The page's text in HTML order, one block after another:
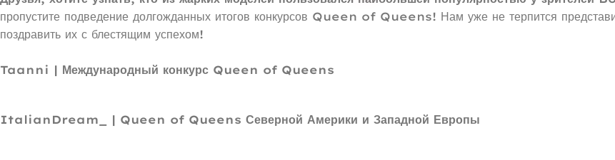
пропустите подведение долгожданных итогов конкурсов Queen of Queens! Нам уже не терпится
поздравить их с блестящим успехом!
Taanni | Международный конкурс Queen of Queens
ItalianDream_ | Queen of Queens Северной Америки и Западной Европы